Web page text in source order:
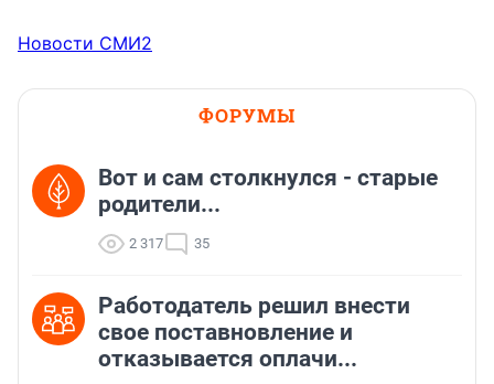
Новости СМИ2
ФОРУМЫ
Вот и сам столкнулся - старые
родители...
2 317 35
Работодатель решил внести
свое поставновление и
отказывается оплачи...